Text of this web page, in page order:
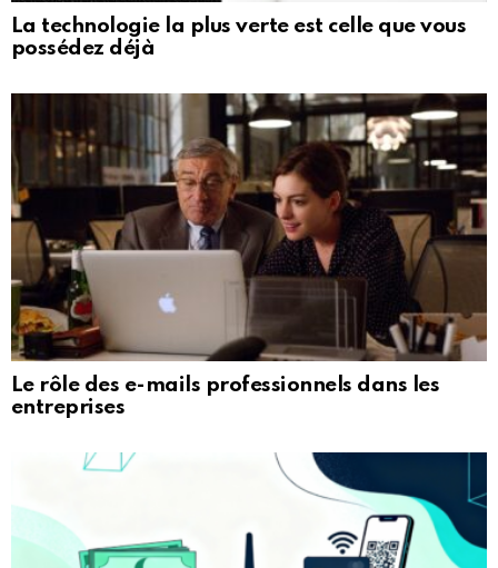
La technologie la plus verte est celle que vous
possédez déjà
Le rôle des e-mails professionnels dans les
entreprises